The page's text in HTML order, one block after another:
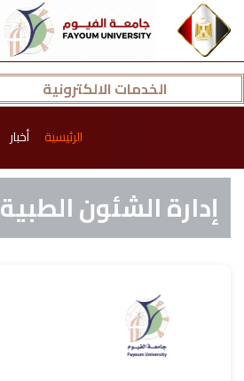
الخدمات الالكترونية
الرئيسية أخبار
إدارة الشئون الطبية